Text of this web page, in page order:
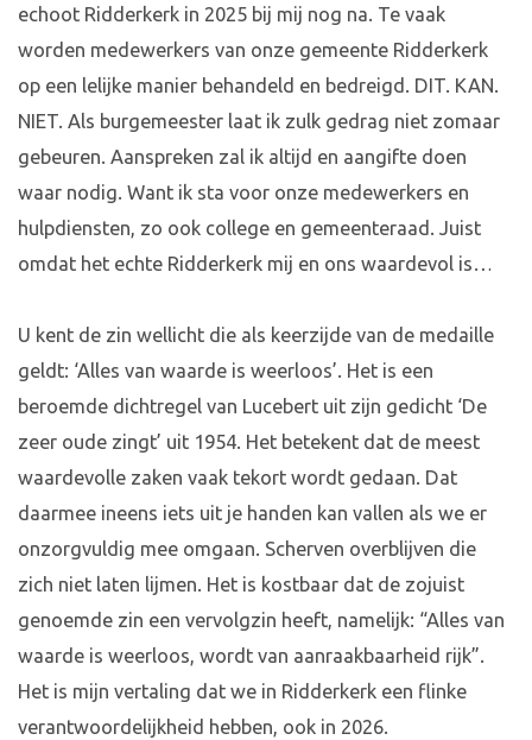
echoot Ridderkerk in 2025 bij mij nog na. Te vaak
worden medewerkers van onze gemeente Ridderkerk
op een lelijke manier behandeld en bedreigd. DIT. KAN.
NIET. Als burgemeester laat ik zulk gedrag niet zomaar
gebeuren. Aanspreken zal ik altijd en aangifte doen
waar nodig. Want ik sta voor onze medewerkers en
hulpdiensten, zo ook college en gemeenteraad. Juist
omdat het echte Ridderkerk mij en ons waardevol is…
U kent de zin wellicht die als keerzijde van de medaille
geldt: ‘Alles van waarde is weerloos’. Het is een
beroemde dichtregel van Lucebert uit zijn gedicht ‘De
zeer oude zingt’ uit 1954. Het betekent dat de meest
waardevolle zaken vaak tekort wordt gedaan. Dat
daarmee ineens iets uit je handen kan vallen als we er
onzorgvuldig mee omgaan. Scherven overblijven die
zich niet laten lijmen. Het is kostbaar dat de zojuist
genoemde zin een vervolgzin heeft, namelijk: “Alles van
waarde is weerloos, wordt van aanraakbaarheid rijk”.
Het is mijn vertaling dat we in Ridderkerk een flinke
verantwoordelijkheid hebben, ook in 2026.